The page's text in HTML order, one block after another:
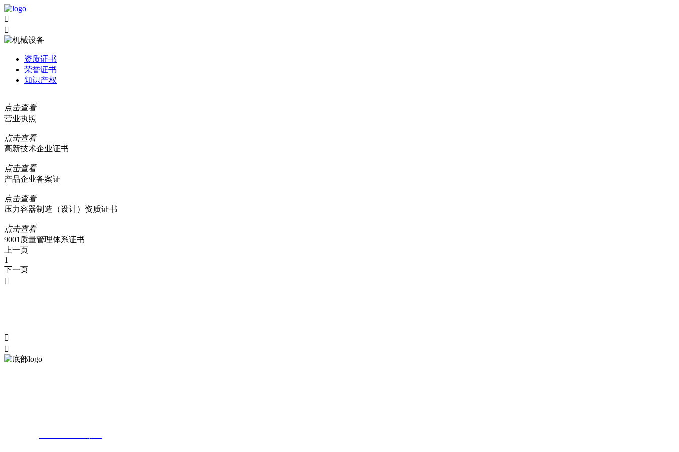


资质证书
荣誉证书
知识产权
点击查看
营业执照
点击查看
高新技术企业证书
点击查看
产品企业备案证
点击查看
压力容器制造（设计）资质证书
点击查看
9001质量管理体系证书
上一页
1
下一页


